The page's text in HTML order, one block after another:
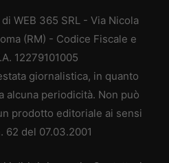
WEB 365 SRL - Via Nicola
(RM) - Codice Fiscale e
12279101005
giornalistica, in quanto
alcuna periodicità. Non può
prodotto editoriale ai sensi
62 del 07.03.2001